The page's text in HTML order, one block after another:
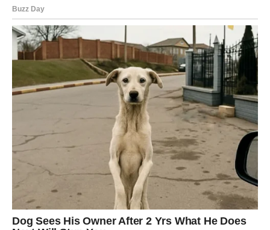
Neki pripadnici znaka razmišljaće o kupovini nekretnine
ili velikoj investiciji.
Ljubavni život takođe ulazi u mnogo lepšu fazu.
Ako ste sami, moguće je poznanstvo preko posla ili
prijatelja.
Ako ste zauzeti, partner pokazuje mnogo više
razumevanja nego ranije.
Sve ono što vas je opterećivalo polako ostaje iza vas.
VAGA – NOVA STRANICA